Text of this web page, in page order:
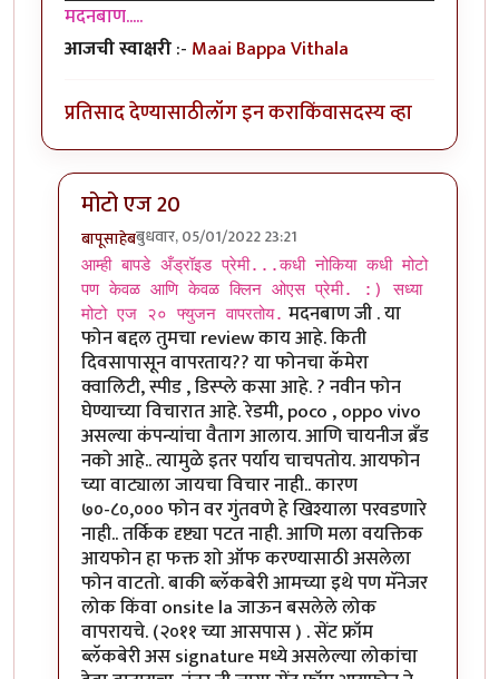
मदनबाण.....
आजची स्वाक्षरी:- Maai Bappa Vithala
प्रतिसाद देण्यासाठीलॉग इन कराकिंवासदस्य व्हा
मोटो एज 20
बापूसाहेबबुधवार, 05/01/2022 23:21
In reply toआमच्या हापिसात जे मॅनेजरbyमदनबाण
आम्ही बापडे अँड्रॉइड प्रेमी...कधी नोकिया कधी मोटो
पण केवळ आणि केवळ क्लिन ओएस प्रेमी. :) सध्या
मोटो एज २० फ्युजन वापरतोय. मदनबाण जी . या
फोन बद्दल तुमचा review काय आहे. किती
दिवसापासून वापरताय?? या फोनचा कॅमेरा
क्वालिटी, स्पीड , डिस्प्ले कसा आहे. ? नवीन फोन
घेण्याच्या विचारात आहे. रेडमी, poco , oppo vivo
असल्या कंपन्यांचा वैताग आलाय. आणि चायनीज ब्रँड
नको आहे.. त्यामुळे इतर पर्याय चाचपतोय. आयफोन
च्या वाट्याला जायचा विचार नाही.. कारण
७०-८०,००० फोन वर गुंतवणे हे खिश्याला परवडणारे
नाही.. तर्किक दृष्ट्या पटत नाही. आणि मला वयक्तिक
आयफोन हा फक्त शो ऑफ करण्यासाठी असलेला
फोन वाटतो. बाकी ब्लॅकबेरी आमच्या इथे पण मॅनेजर
लोक किंवा onsite la जाऊन बसलेले लोक
वापरायचे. (२०११ च्या आसपास ) . सेंट फ्रॉम
ब्लॅकबेरी अस signature मध्ये असलेल्या लोकांचा